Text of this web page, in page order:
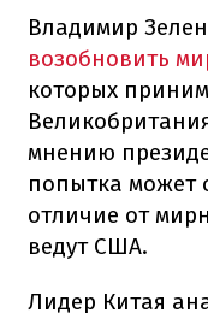
Владимир
возобновить
которых
мнению
попытка может
отличие от
ведут США.
Лидер Китая